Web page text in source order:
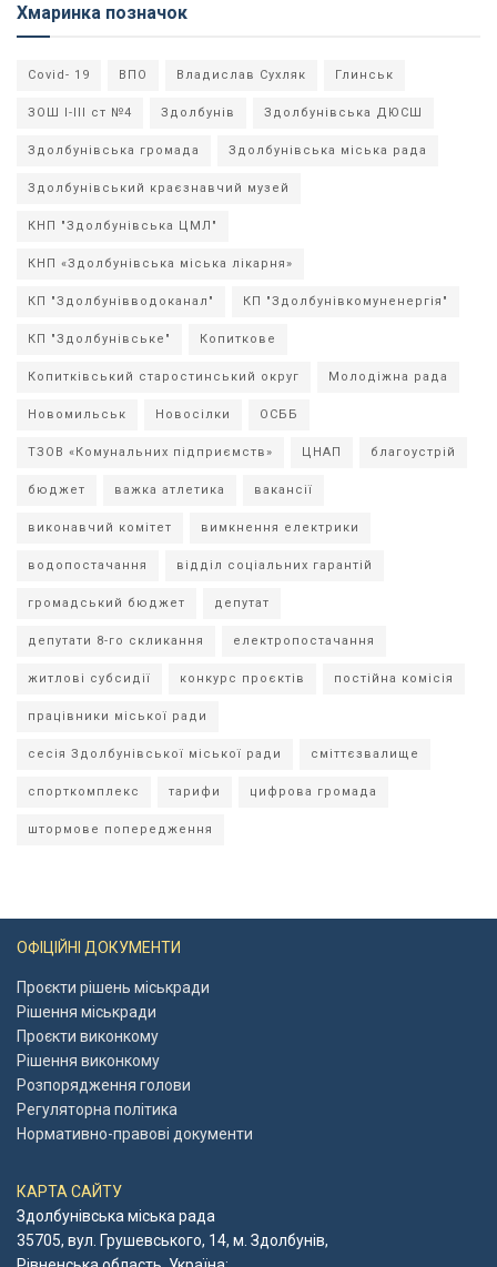
Хмаринка позначок
Covid- 19 ВПО Владислав Сухляк Глинськ
ЗОШ І-ІІІ ст №4 Здолбунів Здолбунівська ДЮСШ
Здолбунівська громада Здолбунівська міська рада
Здолбунівський краєзнавчий музей
КНП "Здолбунівська ЦМЛ"
КНП «Здолбунівська міська лікарня»
КП "Здолбунівводоканал" КП "Здолбунівкомуненергія"
КП "Здолбунівське" Копиткове
Копитківський старостинський округ Молодіжна рада
Новомильськ Новосілки ОСББ
ТЗОВ «Комунальних підприємств» ЦНАП благоустрій
бюджет важка атлетика вакансії
виконавчий комітет вимкнення електрики
водопостачання відділ соціальних гарантій
громадський бюджет депутат
депутати 8-го скликання електропостачання
житлові субсидії конкурс проєктів постійна комісія
працівники міської ради
сесія Здолбунівської міської ради сміттєзвалище
спорткомплекс тарифи цифрова громада
штормове попередження
ОФІЦІЙНІ ДОКУМЕНТИ
Проєкти рішень міськради
Рішення міськради
Проєкти виконкому
Рішення виконкому
Розпорядження голови
Регуляторна політика
Нормативно-правові документи
КАРТА САЙТУ
Здолбунівська міська рада
35705, вул. Грушевського, 14, м. Здолбунів,